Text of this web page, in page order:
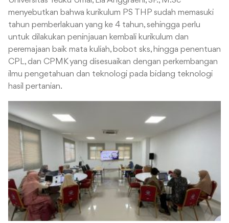
menyebutkan bahwa kurikulum PS THP sudah memasuki
tahun pemberlakuan yang ke 4 tahun, sehingga perlu
untuk dilakukan peninjauan kembali kurikulum dan
peremajaan baik mata kuliah, bobot sks, hingga penentuan
CPL, dan CPMK yang disesuaikan dengan perkembangan
ilmu pengetahuan dan teknologi pada bidang teknologi
hasil pertanian.